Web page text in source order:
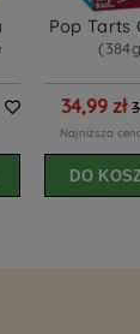
Pop Tarts
34,99 zł
Najniższa
DO